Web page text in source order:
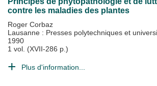
contre les maladies des plantes
Roger Corbaz
Lausanne : Presses polytechniques et
1990
1 vol. (XVII-286 p.)
Plus d'information...